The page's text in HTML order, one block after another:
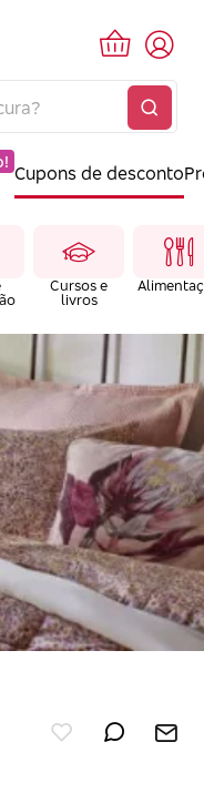
Cupons de desconto
Cursos e
livros